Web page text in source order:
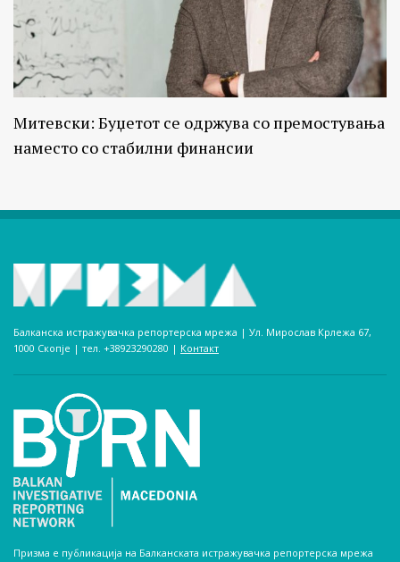
Митевски: Буџетот се одржува со премостувања
наместо со стабилни финансии
Балканска истражувачка репортерска мрежа | Ул. Мирослав Крлежа 67,
1000 Скопје | тел. +38923290280­ | Контакт
Призма е публикација на Балканската истражувачка репортерска мрежа